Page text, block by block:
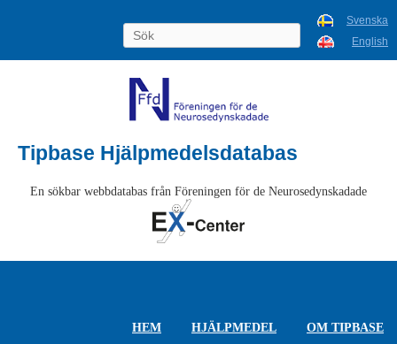
Svenska
English
Tipbase Hjälpmedelsdatabas
En sökbar webbdatabas från Föreningen för de Neurosedynskadade
HEM HJÄLPMEDEL OM TIPBASE